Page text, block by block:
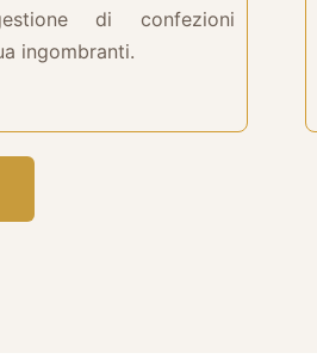
di confezioni
ingombranti.